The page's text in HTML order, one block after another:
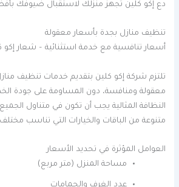
دع إكو كلين تجهز منزلك لاستقبال ضيوفك
تنظيف منازل بجدة بأسعار معقولة
أسعار تنافسية مع خدمة استثنائية – شعار إكو
تلتزم شركة إكو كلين بتقديم خدمات تنظيف
معقولة ومنافسة، دون المساومة على جودة
النظافة المثالية يجب أن تكون في متناول
متنوعة من الباقات والخيارات التي تناسب مختلف
العوامل المؤثرة في تحديد الأسعار
مساحة المنزل (متر مربع)
عدد الغرف والحمامات